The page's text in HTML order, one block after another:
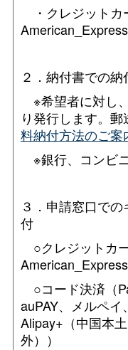
・クレジットカ
２．納付書での納
※希望者に対し
り発行します。郵
料納付方法のご案
※銀行、コンビ
３．申請窓口で
付
○クレジットカ
○コード決済（
auPAY、メルペイ
Alipay+（中国本
外））